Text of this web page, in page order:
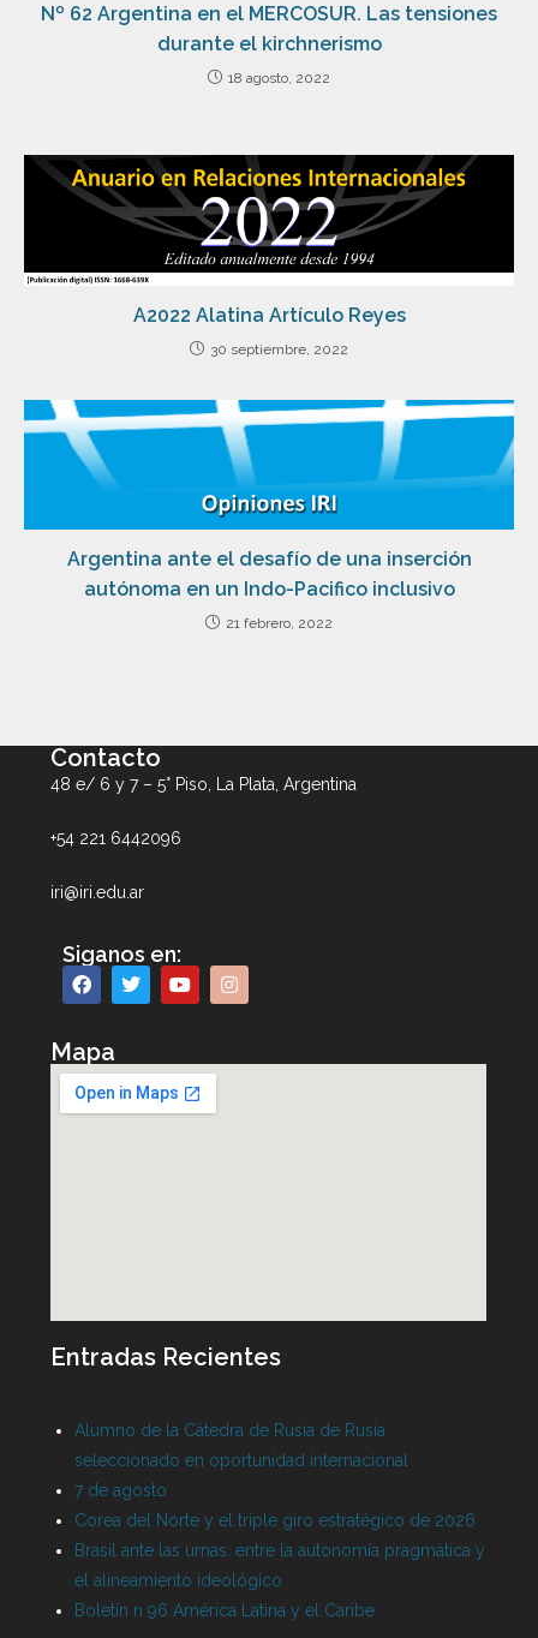
Nº 62 Argentina en el MERCOSUR. Las tensiones
durante el kirchnerismo
18 agosto, 2022
A2022 Alatina Artículo Reyes
30 septiembre, 2022
Argentina ante el desafío de una inserción
autónoma en un Indo-Pacifico inclusivo
21 febrero, 2022
Contacto
48 e/ 6 y 7 – 5° Piso, La Plata, Argentina
+54 221 6442096
iri@iri.edu.ar
Siganos en:
Mapa
Entradas Recientes
Alumno de la Cátedra de Rusia de Rusia
seleccionado en oportunidad internacional
7 de agosto
Corea del Norte y el triple giro estratégico de 2026
Brasil ante las urnas: entre la autonomía pragmática y
el alineamiento ideológico
Boletín n 96 América Latina y el Caribe